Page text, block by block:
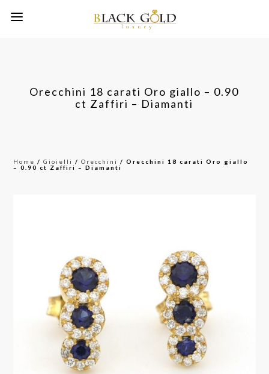
Orecchini 18 carati Oro giallo – 0.90
ct Zaffiri – Diamanti
Home /Gioielli /Orecchini / Orecchini 18 carati Oro giallo
– 0.90 ct Zaffiri – Diamanti